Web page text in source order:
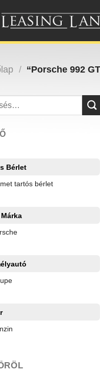
/ “Porsche 992
Bérlet
tartós bérlet